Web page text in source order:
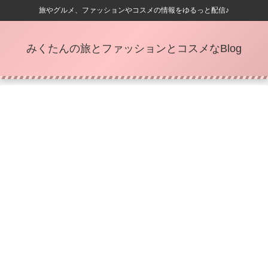
旅やグルメ、ファッションやコスメの情報をゆるっと配信♪
みくたんの旅とファッションとコスメなBlog